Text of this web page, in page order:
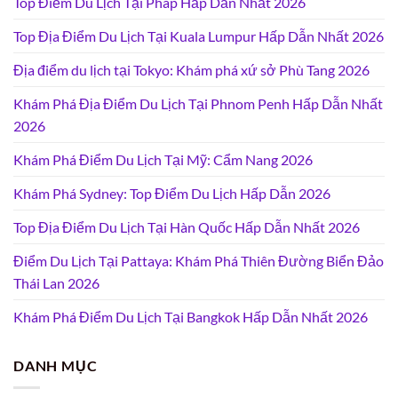
Top Địa Điểm Du Lịch Tại Kuala Lumpur Hấp Dẫn Nhất 2026
Địa điểm du lịch tại Tokyo: Khám phá xứ sở Phù Tang 2026
Khám Phá Địa Điểm Du Lịch Tại Phnom Penh Hấp Dẫn Nhất
2026
Khám Phá Điểm Du Lịch Tại Mỹ: Cẩm Nang 2026
Khám Phá Sydney: Top Điểm Du Lịch Hấp Dẫn 2026
Top Địa Điểm Du Lịch Tại Hàn Quốc Hấp Dẫn Nhất 2026
Điểm Du Lịch Tại Pattaya: Khám Phá Thiên Đường Biển Đảo
Thái Lan 2026
Khám Phá Điểm Du Lịch Tại Bangkok Hấp Dẫn Nhất 2026
DANH MỤC